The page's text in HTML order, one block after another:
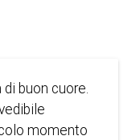
buon cuore.
momento